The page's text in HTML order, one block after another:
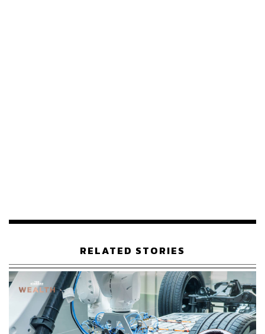
ว่า ผู้ผลิตรถยนต์ระดับโลกตั้งแต่ Toyota, Volkswagen ไป
จนถึง BYD มียอดขายรถไฮบริดในจีนถึง 5.08 แสนคันใน
เดือนกรกฎาคม หรือ 41.3% ของยอดส่งมอบรถยนต์ไฟฟ้า
ทั้งหมด เพิ่มขึ้นจากราว 30% ในปี 2023 เนื่องจากราคาถูก
กว่ารถไฟฟ้า 100% ประมาณ 10%
RELATED STORIES